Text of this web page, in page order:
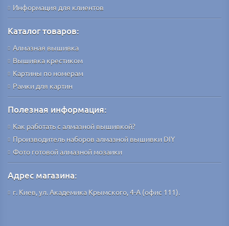
Информация для клиентов
Каталог товаров:
Алмазная вышивка
Вышивка крестиком
Картины по номерам
Рамки для картин
Полезная информация:
Как работать с алмазной вышивкой?
Производитель наборов алмазной вышивки DIY
Фото готовой алмазной мозаики
Адрес магазина:
г. Киев, ул. Академика Крымского, 4-А (офис 111).